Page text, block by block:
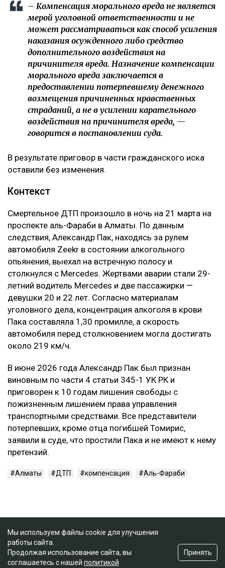
– Компенсация морального вреда не является
мерой уголовной ответственности и не
может рассматриваться как способ усиления
наказания осужденного либо средство
дополнительного воздействия на
причинителя вреда. Назначение компенсации
морального вреда заключается в
предоставлении потерпевшему денежного
возмещения причиненных нравственных
страданий, а не в усилении карательного
воздействия на причинителя вреда, —
говорится в постановлении суда.
В результате приговор в части гражданского иска
оставили без изменения.
Контекст
Смертельное ДТП произошло в ночь на 21 марта на
проспекте аль-Фараби в Алматы. По данным
следствия, Александр Пак, находясь за рулем
автомобиля Zeekr в состоянии алкогольного
опьянения, выехал на встречную полосу и
столкнулся с Mercedes. Жертвами аварии стали 29-
летний водитель Mercedes и две пассажирки —
девушки 20 и 22 лет. Согласно материалам
уголовного дела, концентрация алкоголя в крови
Пака составляла 1,30 промилле, а скорость
автомобиля перед столкновением могла достигать
около 219 км/ч.
В июне 2026 года Александр Пак был признан
виновным по части 4 статьи 345-1 УК РК и
приговорен к 10 годам лишения свободы с
пожизненным лишением права управления
транспортными средствами. Все представители
потерпевших, кроме отца погибшей Томирис,
заявили в суде, что простили Пака и не имеют к нему
претензий.
Алматы ДТП компенсация Аль-Фараби
Мы используем файлы cookie для улучшения
работы сайта.
Продолжая использование сайта, вы
соглашаетесь с нашей политикой
Принять